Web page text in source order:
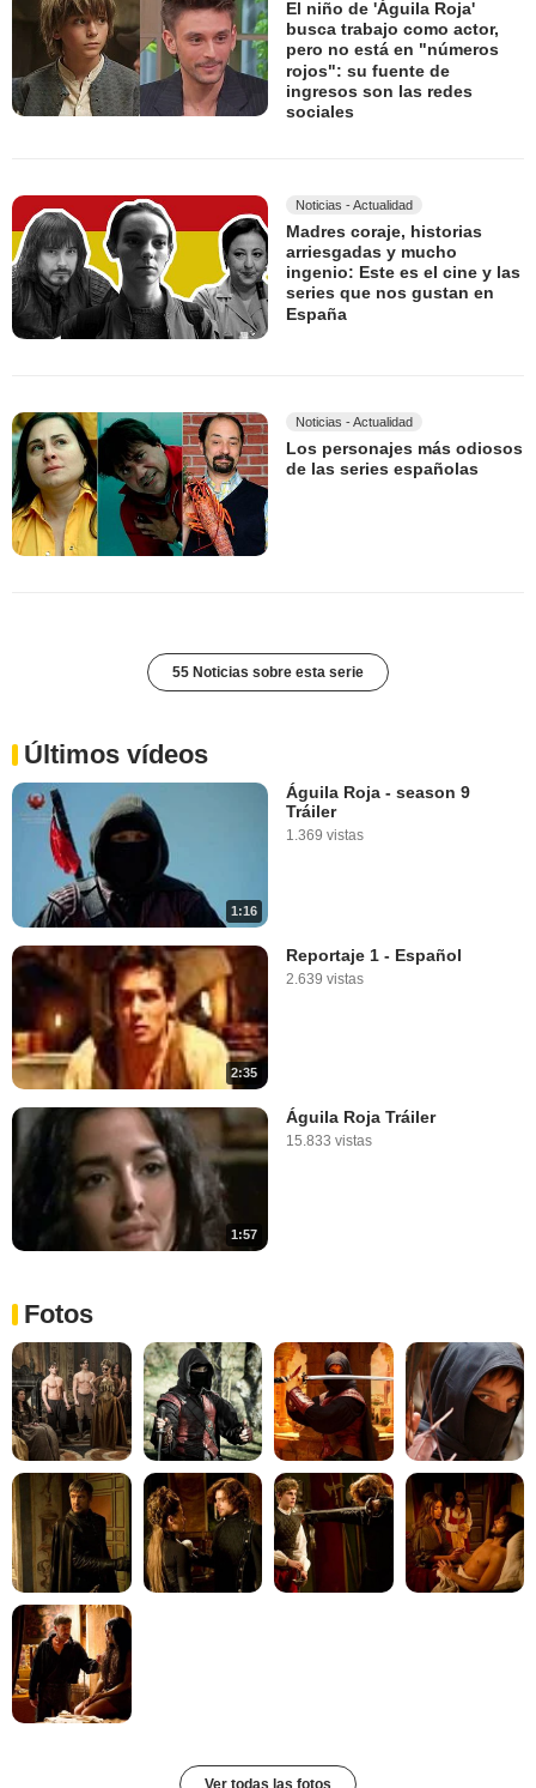
El niño de 'Águila Roja'
busca trabajo como actor,
pero no está en "números
rojos": su fuente de
ingresos son las redes
sociales
Noticias - Actualidad
Madres coraje, historias
arriesgadas y mucho
ingenio: Este es el cine y las
series que nos gustan en
España
Noticias - Actualidad
Los personajes más odiosos
de las series españolas
55 Noticias sobre esta serie
Últimos vídeos
1:16
Águila Roja - season 9
Tráiler
1.369 vistas
2:35
Reportaje 1 - Español
2.639 vistas
1:57
Águila Roja Tráiler
15.833 vistas
Fotos